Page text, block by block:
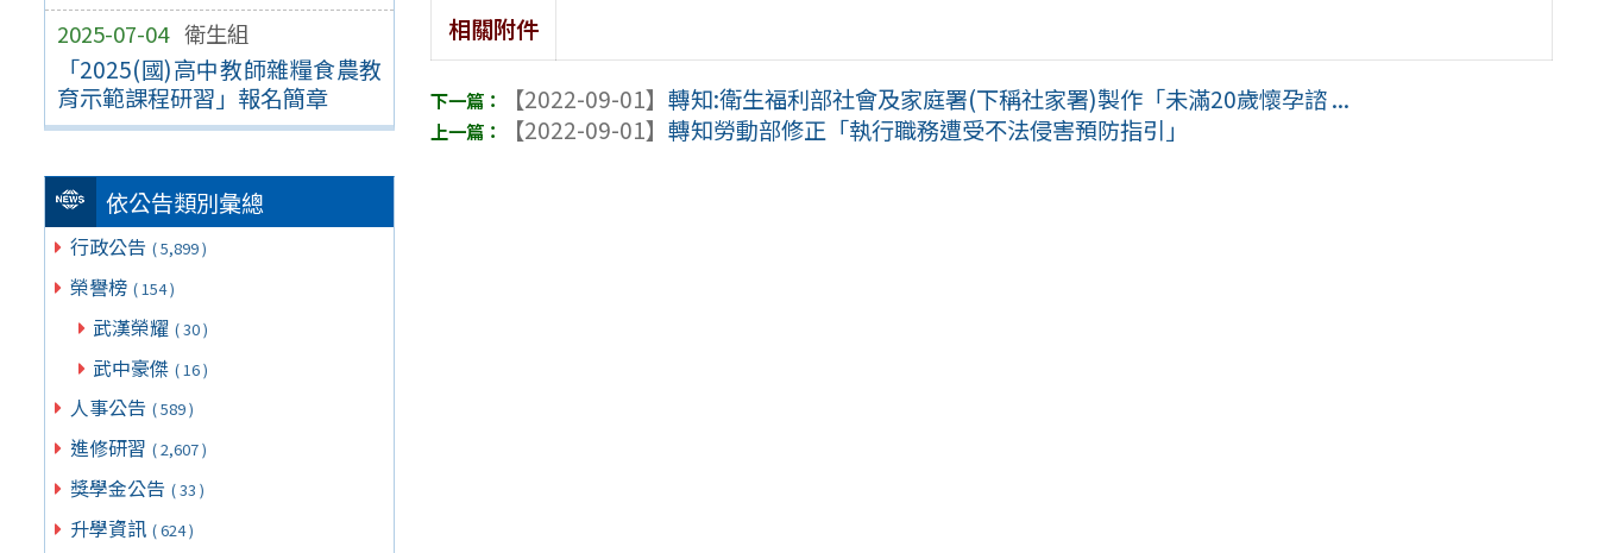
2025-07-04 衛生組
「2025(國)高中教師雜糧食農教
育示範課程研習」報名簡章
依公告類別彙總
行政公告 ( 5,899 )
榮譽榜 ( 154 )
武漢榮耀 ( 30 )
武中豪傑 ( 16 )
人事公告 ( 589 )
進修研習 ( 2,607 )
獎學金公告 ( 33 )
升學資訊 ( 624 )
相關附件
【2022-09-01】轉知:衛生福利部社會及家庭署(下稱社家署)製作「未滿20歲懷孕諮 ...
【2022-09-01】轉知勞動部修正「執行職務遭受不法侵害預防指引」